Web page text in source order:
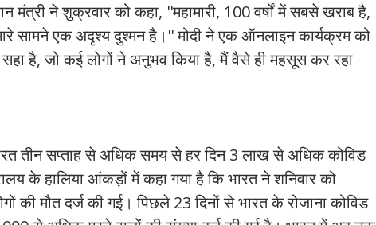
मंत्री ने शुक्रवार को कहा, ''महामारी, 100 वर्षों में सबसे खराब है,
सामने एक अदृश्य दुश्मन है।'' मोदी ने एक ऑनलाइन कार्यक्रम को
सहा है, जो कई लोगों ने अनुभव किया है, मैं वैसे ही महसूस कर रहा
तीन सप्ताह से अधिक समय से हर दिन 3 लाख से अधिक कोविड
के हालिया आंकड़ों में कहा गया है कि भारत ने शनिवार को
की मौत दर्ज की गई। पिछले 23 दिनों से भारत के रोजाना कोविड